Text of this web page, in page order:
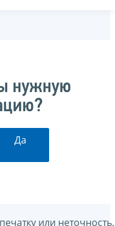
нужную
Да
или неточность,